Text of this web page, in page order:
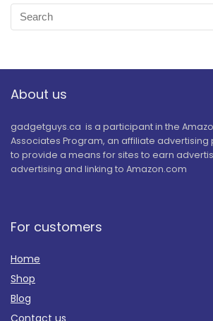
About us
gadgetguys.ca is a participant in the
Associates Program, an affiliate
to provide a means for sites to earn
advertising and linking to Amazon.com
For customers
Home
Shop
Blog
Contact us